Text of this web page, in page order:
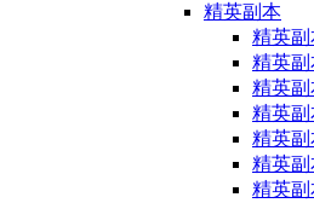
精英副本
精英
精英
精英
精英
精英
精英
精英